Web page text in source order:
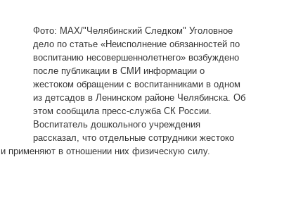
Фото: МАХ/"Челябинский Следком" Уголовное
дело по статье «Неисполнение обязанностей по
воспитанию несовершеннолетнего» возбуждено
после публикации в СМИ информации о
жестоком обращении с воспитанниками в одном
из детсадов в Ленинском районе Челябинска. Об
этом сообщила пресс-служба СК России.
Воспитатель дошкольного учреждения
рассказал, что отдельные сотрудники жестоко
применяют в отношении них физическую силу.